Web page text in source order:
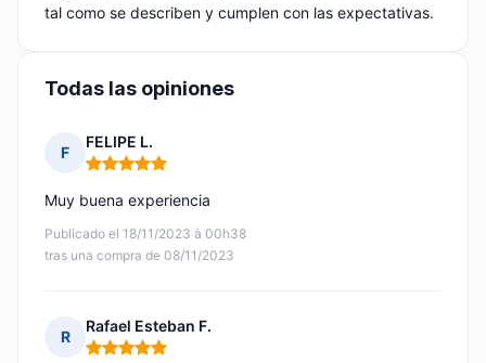
tal como se describen y cumplen con las expectativas.
Todas las opiniones
F
FELIPE L.
Nota: 5 de 5
Publicado el 18/11/2023 à 00h38
tras una compra de 08/11/2023
Muy buena experiencia
R
Rafael Esteban F.
Nota: 5 de 5